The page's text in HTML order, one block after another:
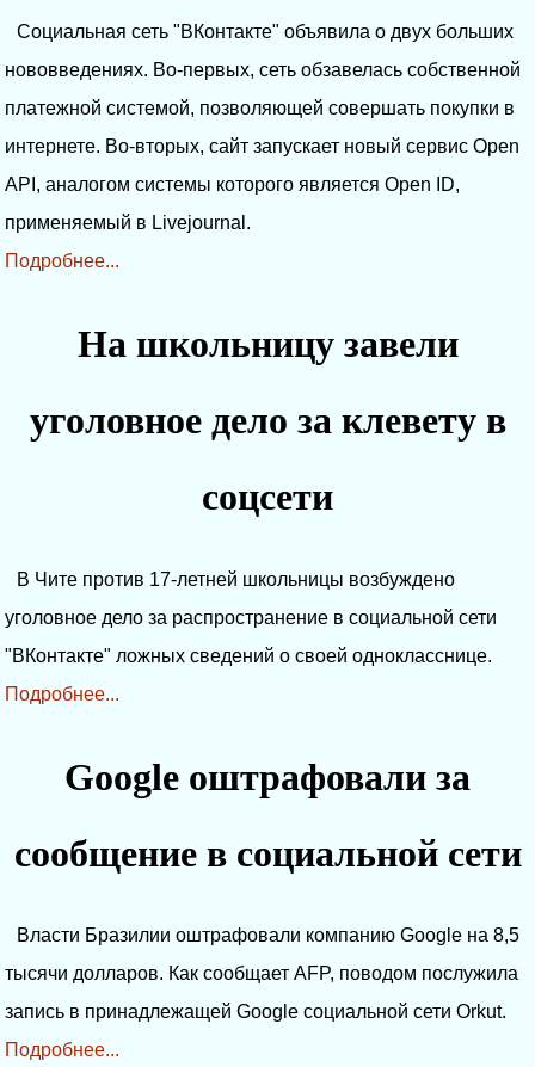
Социальная сеть "ВКонтакте" объявила о двух больших
нововведениях. Во-первых, сеть обзавелась собственной
платежной системой, позволяющей совершать покупки в
интернете. Во-вторых, сайт запускает новый сервис Open
API, аналогом системы которого является Open ID,
применяемый в Livejournal.
Подробнее...
На школьницу завели
уголовное дело за клевету в
соцсети
В Чите против 17-летней школьницы возбуждено
уголовное дело за распространение в социальной сети
"ВКонтакте" ложных сведений о своей однокласснице.
Подробнее...
Google оштрафовали за
сообщение в социальной сети
Власти Бразилии оштрафовали компанию Google на 8,5
тысячи долларов. Как сообщает AFP, поводом послужила
запись в принадлежащей Google социальной сети Orkut.
Подробнее...